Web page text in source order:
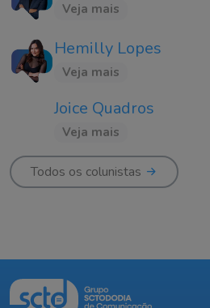
Veja mais
Hemilly Lopes
Veja mais
Joice Quadros
Veja mais
Todos os colunistas